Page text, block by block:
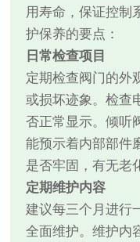
用寿命，保证控制
护保养的要点：
日常检查项目
定期检查阀门的外
或损坏迹象。检查
否正常显示。倾听
能预示着内部部件
是否牢固，有无老
定期维护内容
建议每三个月进行
全面维护。维护内